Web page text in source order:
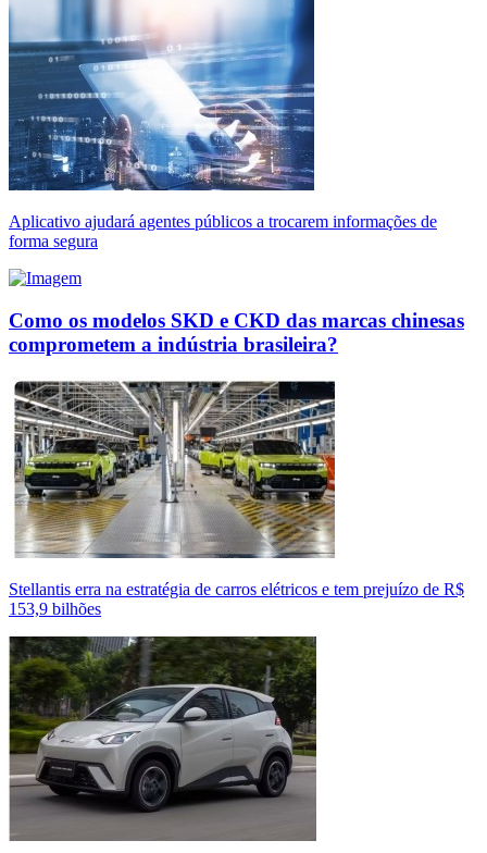
Aplicativo ajudará agentes públicos a trocarem informações de
forma segura
Como os modelos SKD e CKD das marcas chinesas
comprometem a indústria brasileira?
Stellantis erra na estratégia de carros elétricos e tem prejuízo de R$
153,9 bilhões